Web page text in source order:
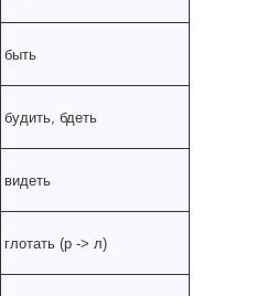
быть
будить, бдеть
видеть
глотать (р -> л)